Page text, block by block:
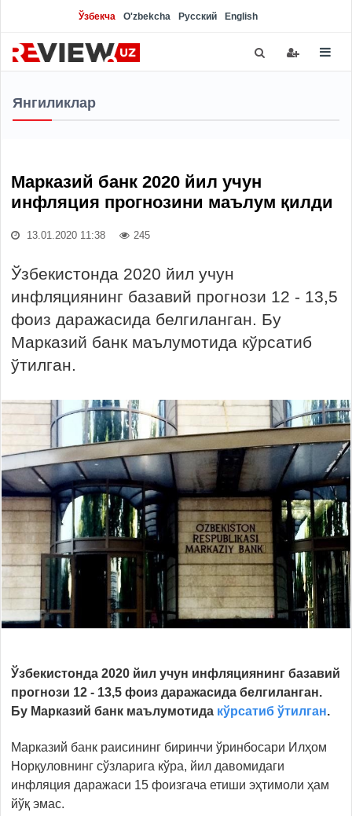
Ўзбекча O'zbekcha Русский English
Янгиликлар
Марказий банк 2020 йил учун
инфляция прогнозини маълум қилди
13.01.2020 11:38 245
Ўзбекистонда 2020 йил учун
инфляциянинг базавий прогнози 12 - 13,5
фоиз даражасида белгиланган. Бу
Марказий банк маълумотида кўрсатиб
ўтилган.
Ўзбекистонда 2020 йил учун инфляциянинг базавий
прогнози 12 - 13,5 фоиз даражасида белгиланган.
Бу Марказий банк маълумотида кўрсатиб ўтилган.
Марказий банк раисининг биринчи ўринбосари Илҳом
Норқуловнинг сўзларига кўра, йил давомидаги
инфляция даражаси 15 фоизгача етиши эҳтимоли ҳам
йўқ эмас.